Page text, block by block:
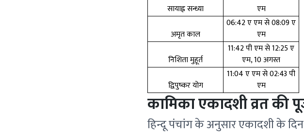
सायाह्न सन्ध्या
एम
अमृत काल
06:42 ए एम से 08:09 ए
एम
निशिता मुहूर्त
11:42 पी एम से 12:25 ए
एम, 10 अगस्त
द्विपुष्कर योग
11:04 ए एम से 02:43 पी
एम
कामिका एकादशी व्रत की
हिन्दू पंचांग के अनुसार एकादशी के